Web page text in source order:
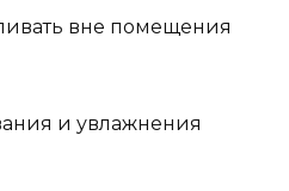
вне помещения
и увлажнения